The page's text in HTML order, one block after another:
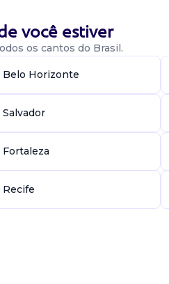
você estiver
os cantos do Brasil.
Belo Horizonte
Salvador
Fortaleza
Recife